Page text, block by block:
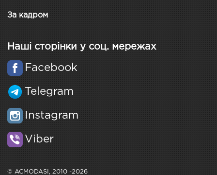
За кадром
Наші сторінки у соц. мережах
Facebook
Telegram
Instagram
Viber
© ACMODASI, 2010 -2026